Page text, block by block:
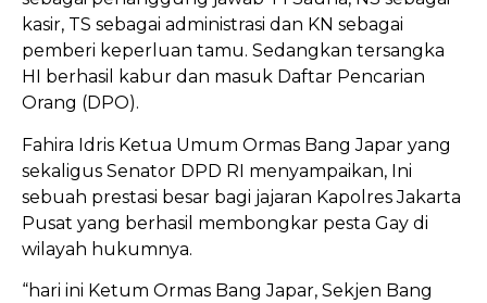
kasir, TS sebagai administrasi dan KN sebagai
pemberi keperluan tamu. Sedangkan tersangka
HI berhasil kabur dan masuk Daftar Pencarian
Orang (DPO).
Fahira Idris Ketua Umum Ormas Bang Japar yang
sekaligus Senator DPD RI menyampaikan, Ini
sebuah prestasi besar bagi jajaran Kapolres Jakarta
Pusat yang berhasil membongkar pesta Gay di
wilayah hukumnya.
“hari ini Ketum Ormas Bang Japar, Sekjen Bang